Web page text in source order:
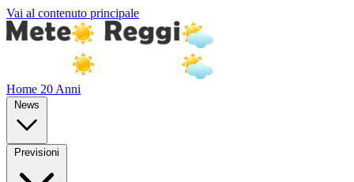
Vai al contenuto principale
Home 20 Anni
News
Previsioni